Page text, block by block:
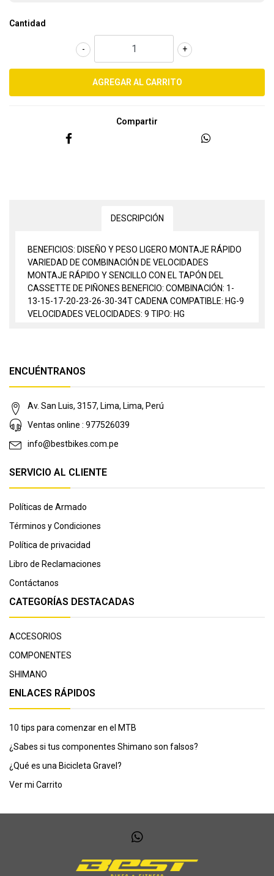
Cantidad
+
-
Compartir
DESCRIPCIÓN
BENEFICIOS: DISEÑO Y PESO LIGERO MONTAJE RÁPIDO
VARIEDAD DE COMBINACIÓN DE VELOCIDADES
MONTAJE RÁPIDO Y SENCILLO CON EL TAPÓN DEL
CASSETTE DE PIÑONES BENEFICIO: COMBINACIÓN: 1-
13-15-17-20-23-26-30-34T CADENA COMPATIBLE: HG-9
VELOCIDADES VELOCIDADES: 9 TIPO: HG
ENCUÉNTRANOS
Av. San Luis, 3157, Lima, Lima, Perú
Ventas online : 977526039
info@bestbikes.com.pe
SERVICIO AL CLIENTE
Políticas de Armado
Términos y Condiciones
Política de privacidad
Libro de Reclamaciones
Contáctanos
CATEGORÍAS DESTACADAS
ACCESORIOS
COMPONENTES
SHIMANO
ENLACES RÁPIDOS
10 tips para comenzar en el MTB
¿Sabes si tus componentes Shimano son falsos?
¿Qué es una Bicicleta Gravel?
Ver mi Carrito